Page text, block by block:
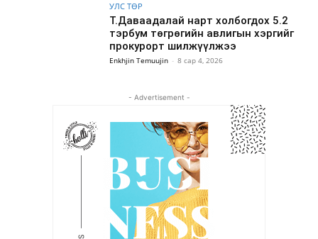
УЛС ТӨР
Т.Даваадалай нарт холбогдох 5.2
тэрбум төгрөгийн авлигын хэргийг
прокурорт шилжүүлжээ
Enkhjin Temuujin - 8 сар 4, 2026
- Advertisement -